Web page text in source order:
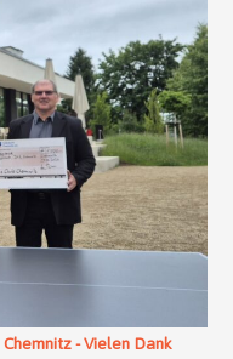
- Vielen Dank